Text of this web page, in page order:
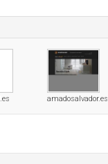
amadosalvador.es